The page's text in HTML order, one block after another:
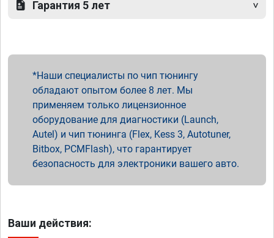
Гарантия 5 лет
Наши специалисты по чип тюнингу
обладают опытом более 8 лет. Мы
применяем только лицензионное
оборудование для диагностики (Launch,
Autel) и чип тюнинга (Flex, Kess 3, Autotuner,
Bitbox, PCMFlash), что гарантирует
безопасность для электроники вашего авто.
Ваши действия: